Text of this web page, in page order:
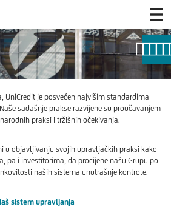
UniCredit je posvećen najvišim standardima
sadašnje prakse razvijene su proučavanjem
praksi i tržišnih očekivanja.
u objavljivanju svojih upravljačkih praksi kako
pa i investitorima, da procijene našu Grupu po
naših sistema unutrašnje kontrole.
sistem upravljanja